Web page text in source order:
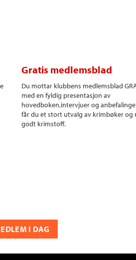
Gratis medlemsblad
Du mottar klubbens medlemsblad
med en fyldig presentasjon av
hovedboken,intervjuer og
får du et stort utvalg av krimbøker og
godt krimstoff.
I DAG